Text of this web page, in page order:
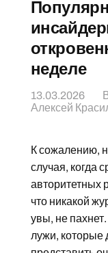
неделе
13.03.2026
Алексей
К сожалению,
случая, когда
авторитетных
что никакой
увы, не
лужи, которые